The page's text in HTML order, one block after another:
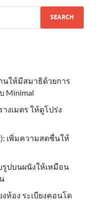
นให้มีสมาธิด้วยการ
Minimal
งเมตร ให้ดูโปร่ง
เพิ่มความสดชื่นให้
รูปบนผนังให้เหมือน
งห้อง ระเบียงคอนโด